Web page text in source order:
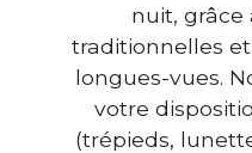
nuit, grâce
traditionnelles
longues-vues.
votre
(trépieds,